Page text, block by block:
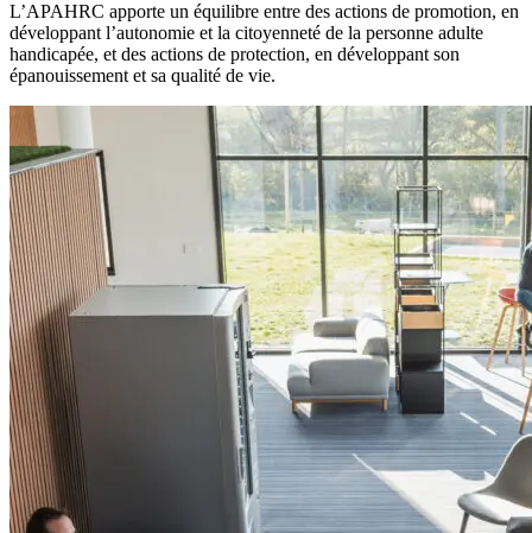
L’APAHRC apporte un équilibre entre des actions de promotion, en
développant l’autonomie et la citoyenneté de la personne adulte
handicapée, et des actions de protection, en développant son
épanouissement et sa qualité de vie.